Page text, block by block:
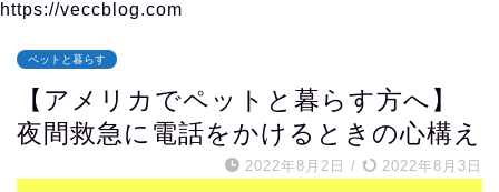
https://veccblog.com
ペットと暮らす
【アメリカでペットと暮らす方へ】
夜間救急に電話をかけるときの心構え
2022年8月2日 / 2022年8月3日